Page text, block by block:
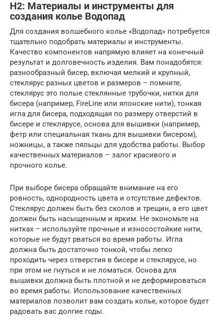
H2: Материалы и инструменты для
создания колье Водопад
Для создания волшебного колье «Водопад» потребуется
тщательно подобрать материалы и инструменты.
Качество компонентов напрямую влияет на конечный
результат и долговечность изделия. Вам понадобятся:
разнообразный бисер, включая мелкий и крупный,
стеклярус разных цветов и размеров – помните,
стеклярус это полые стеклянные трубочки, нитки для
бисера (например, FireLine или японские нити), тонкая
игла для бисера, подходящая по размеру отверстий в
бисере и стеклярусе, основа для вышивки (например,
фетр или специальная ткань для вышивки бисером),
ножницы, а также пяльцы для удобства работы. Выбор
качественных материалов – залог красивого и
прочного колье.
При выборе бисера обращайте внимание на его
ровность, однородность цвета и отсутствие дефектов.
Стеклярус должен быть без сколов и трещин, а его цвет
должен быть насыщенным и ярким. Не экономьте на
нитках – используйте прочные и износостойкие нити,
которые не будут рваться во время работы. Игла
должна быть достаточно тонкой, чтобы легко
проходить через отверстия в бисере и стеклярусе, но
при этом не гнуться и не ломаться. Основа для
вышивки должна быть плотной и не деформироваться
во время работы. Использование качественных
материалов позволит вам создать колье, которое будет
радовать вас долгие годы.